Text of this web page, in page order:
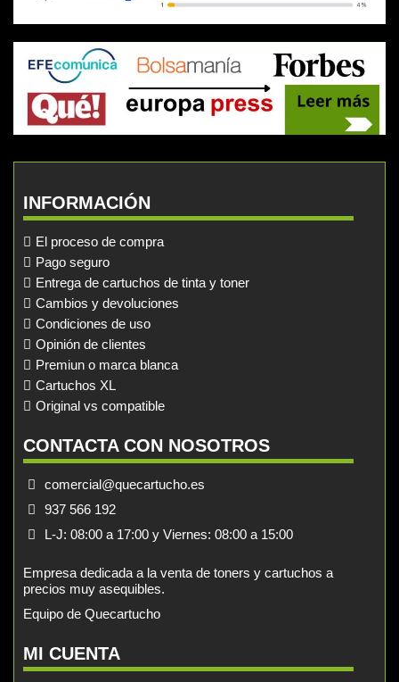
INFORMACIÓN
El proceso de compra
Pago seguro
Entrega de cartuchos de tinta y toner
Cambios y devoluciones
Condiciones de uso
Opinión de clientes
Premiun o marca blanca
Cartuchos XL
Original vs compatible
CONTACTA CON NOSOTROS
comercial@quecartucho.es
937 566 192
L-J: 08:00 a 17:00 y Viernes: 08:00 a 15:00
Empresa dedicada a la venta de toners y cartuchos a
precios muy asequibles.
Equipo de Quecartucho
MI CUENTA